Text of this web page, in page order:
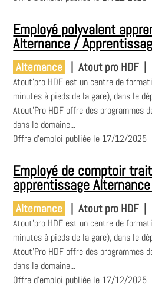
Employé polyvalent
Alternance /
Alternance | Atout pro HDF |
Atout'pro HDF est un centre de
minutes à pieds de la gare), dans le
Atout'Pro HDF offre des programmes
dans le domaine...
Offre d'emploi publiée le 17/12/2025
Employé de comptoir
apprentissage
Alternance | Atout pro HDF |
Atout'pro HDF est un centre de
minutes à pieds de la gare), dans le
Atout'Pro HDF offre des programmes
dans le domaine...
Offre d'emploi publiée le 17/12/2025